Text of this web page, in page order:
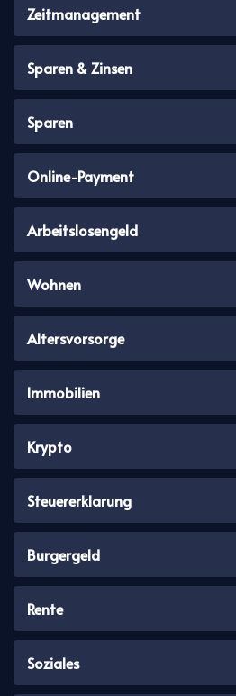
Zeitmanagement
Sparen & Zinsen
Sparen
Online-Payment
Arbeitslosengeld
Wohnen
Altersvorsorge
Immobilien
Krypto
Steuererklarung
Burgergeld
Rente
Soziales